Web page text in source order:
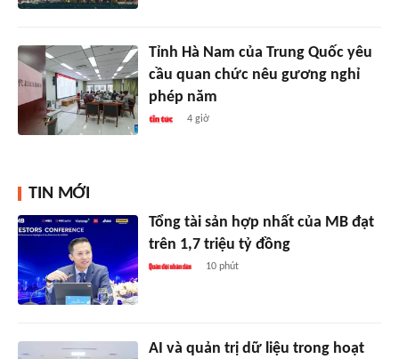
Tỉnh Hà Nam của Trung Quốc yêu
cầu quan chức nêu gương nghỉ
phép năm
4 giờ
TIN MỚI
Tổng tài sản hợp nhất của MB đạt
trên 1,7 triệu tỷ đồng
10 phút
AI và quản trị dữ liệu trong hoạt